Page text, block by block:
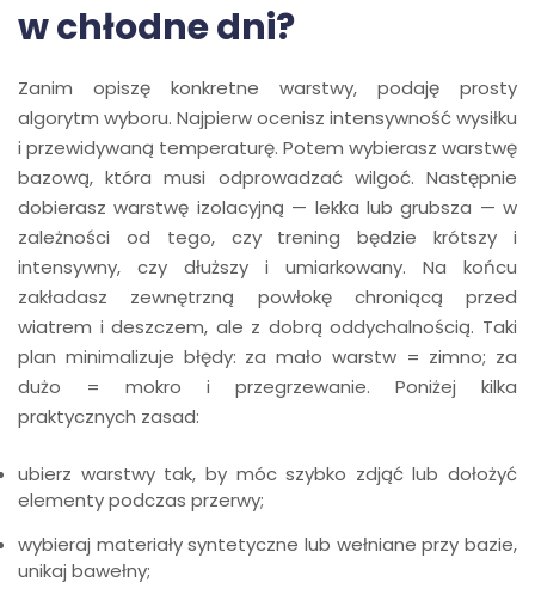
w chłodne dni?
Zanim opiszę konkretne warstwy, podaję prosty
algorytm wyboru. Najpierw ocenisz intensywność wysiłku
i przewidywaną temperaturę. Potem wybierasz warstwę
bazową, która musi odprowadzać wilgoć. Następnie
dobierasz warstwę izolacyjną — lekka lub grubsza — w
zależności od tego, czy trening będzie krótszy i
intensywny, czy dłuższy i umiarkowany. Na końcu
zakładasz zewnętrzną powłokę chroniącą przed
wiatrem i deszczem, ale z dobrą oddychalnością. Taki
plan minimalizuje błędy: za mało warstw = zimno; za
dużo = mokro i przegrzewanie. Poniżej kilka
praktycznych zasad:
ubierz warstwy tak, by móc szybko zdjąć lub dołożyć
elementy podczas przerwy;
wybieraj materiały syntetyczne lub wełniane przy bazie,
unikaj bawełny;